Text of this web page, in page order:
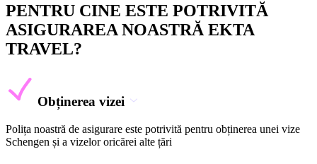
PENTRU CINE ESTE POTRIVITĂ
ASIGURAREA NOASTRĂ EKTA
TRAVEL?
Obținerea vizei
Polița noastră de asigurare este potrivită pentru obținerea unei vize
Schengen și a vizelor oricărei alte țări